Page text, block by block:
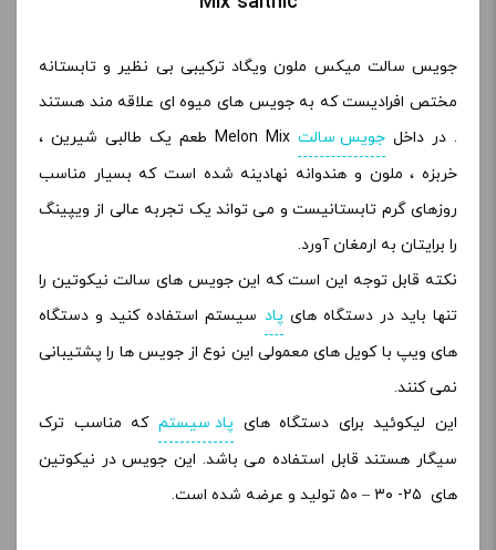
جویس سالت میکس ملون ویگاد ترکیبی بی نظیر و تابستانه
مختص افرادیست که به جویس های میوه ای علاقه مند هستند
. در داخل جویس سالت
Melon Mix طعم یک طالبی شیرین ،
خربزه ، ملون و هندوانه نهادینه شده است که بسیار مناسب
روزهای گرم تابستانیست و می تواند یک تجربه عالی از ویپینگ
را برایتان به ارمغان آورد.
نکته قابل توجه این است که این جویس های سالت نیکوتین را
تنها باید در دستگاه های پاد سیستم استفاده کنید و دستگاه
های ویپ با کویل های معمولی این نوع از جویس ها را پشتیبانی
نمی کنند.
این لیکوئید برای دستگاه های پاد سیستم که مناسب ترک
سیگار هستند قابل استفاده می باشد. این جویس در نیکوتین
های ۲۵- ۳۰ – ۵۰ تولید و عرضه شده است.